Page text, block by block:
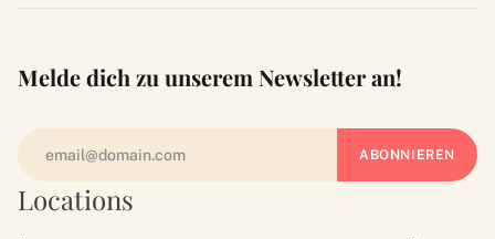
Locations
Melde dich zu unserem Newsletter an!